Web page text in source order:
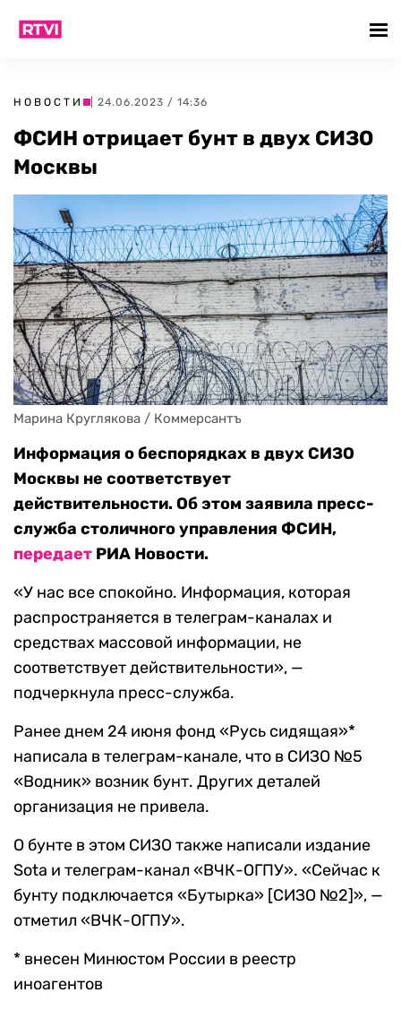
НОВОСТИ | 24.06.2023 / 14:36
ФСИН отрицает бунт в двух СИЗО
Москвы
Марина Круглякова / Коммерсантъ
Информация о беспорядках в двух СИЗО
Москвы не соответствует
действительности. Об этом заявила пресс-
служба столичного управления ФСИН,
передает РИА Новости.
«У нас все спокойно. Информация, которая
распространяется в телеграм-каналах и
средствах массовой информации, не
соответствует действительности», —
подчеркнула пресс-служба.
Ранее днем 24 июня фонд «Русь сидящая»*
написала в телеграм-канале, что в СИЗО №5
«Водник» возник бунт. Других деталей
организация не привела.
О бунте в этом СИЗО также написали издание
Sota и телеграм-канал «ВЧК-ОГПУ». «Сейчас к
бунту подключается «Бутырка» [СИЗО №2]», —
отметил «ВЧК-ОГПУ».
* внесен Минюстом России в реестр
иноагентов